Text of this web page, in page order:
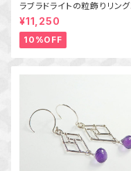
ラブラドライトの粒飾りリング
（パープル＆オレンジ） 16号
¥11,250
10%OFF